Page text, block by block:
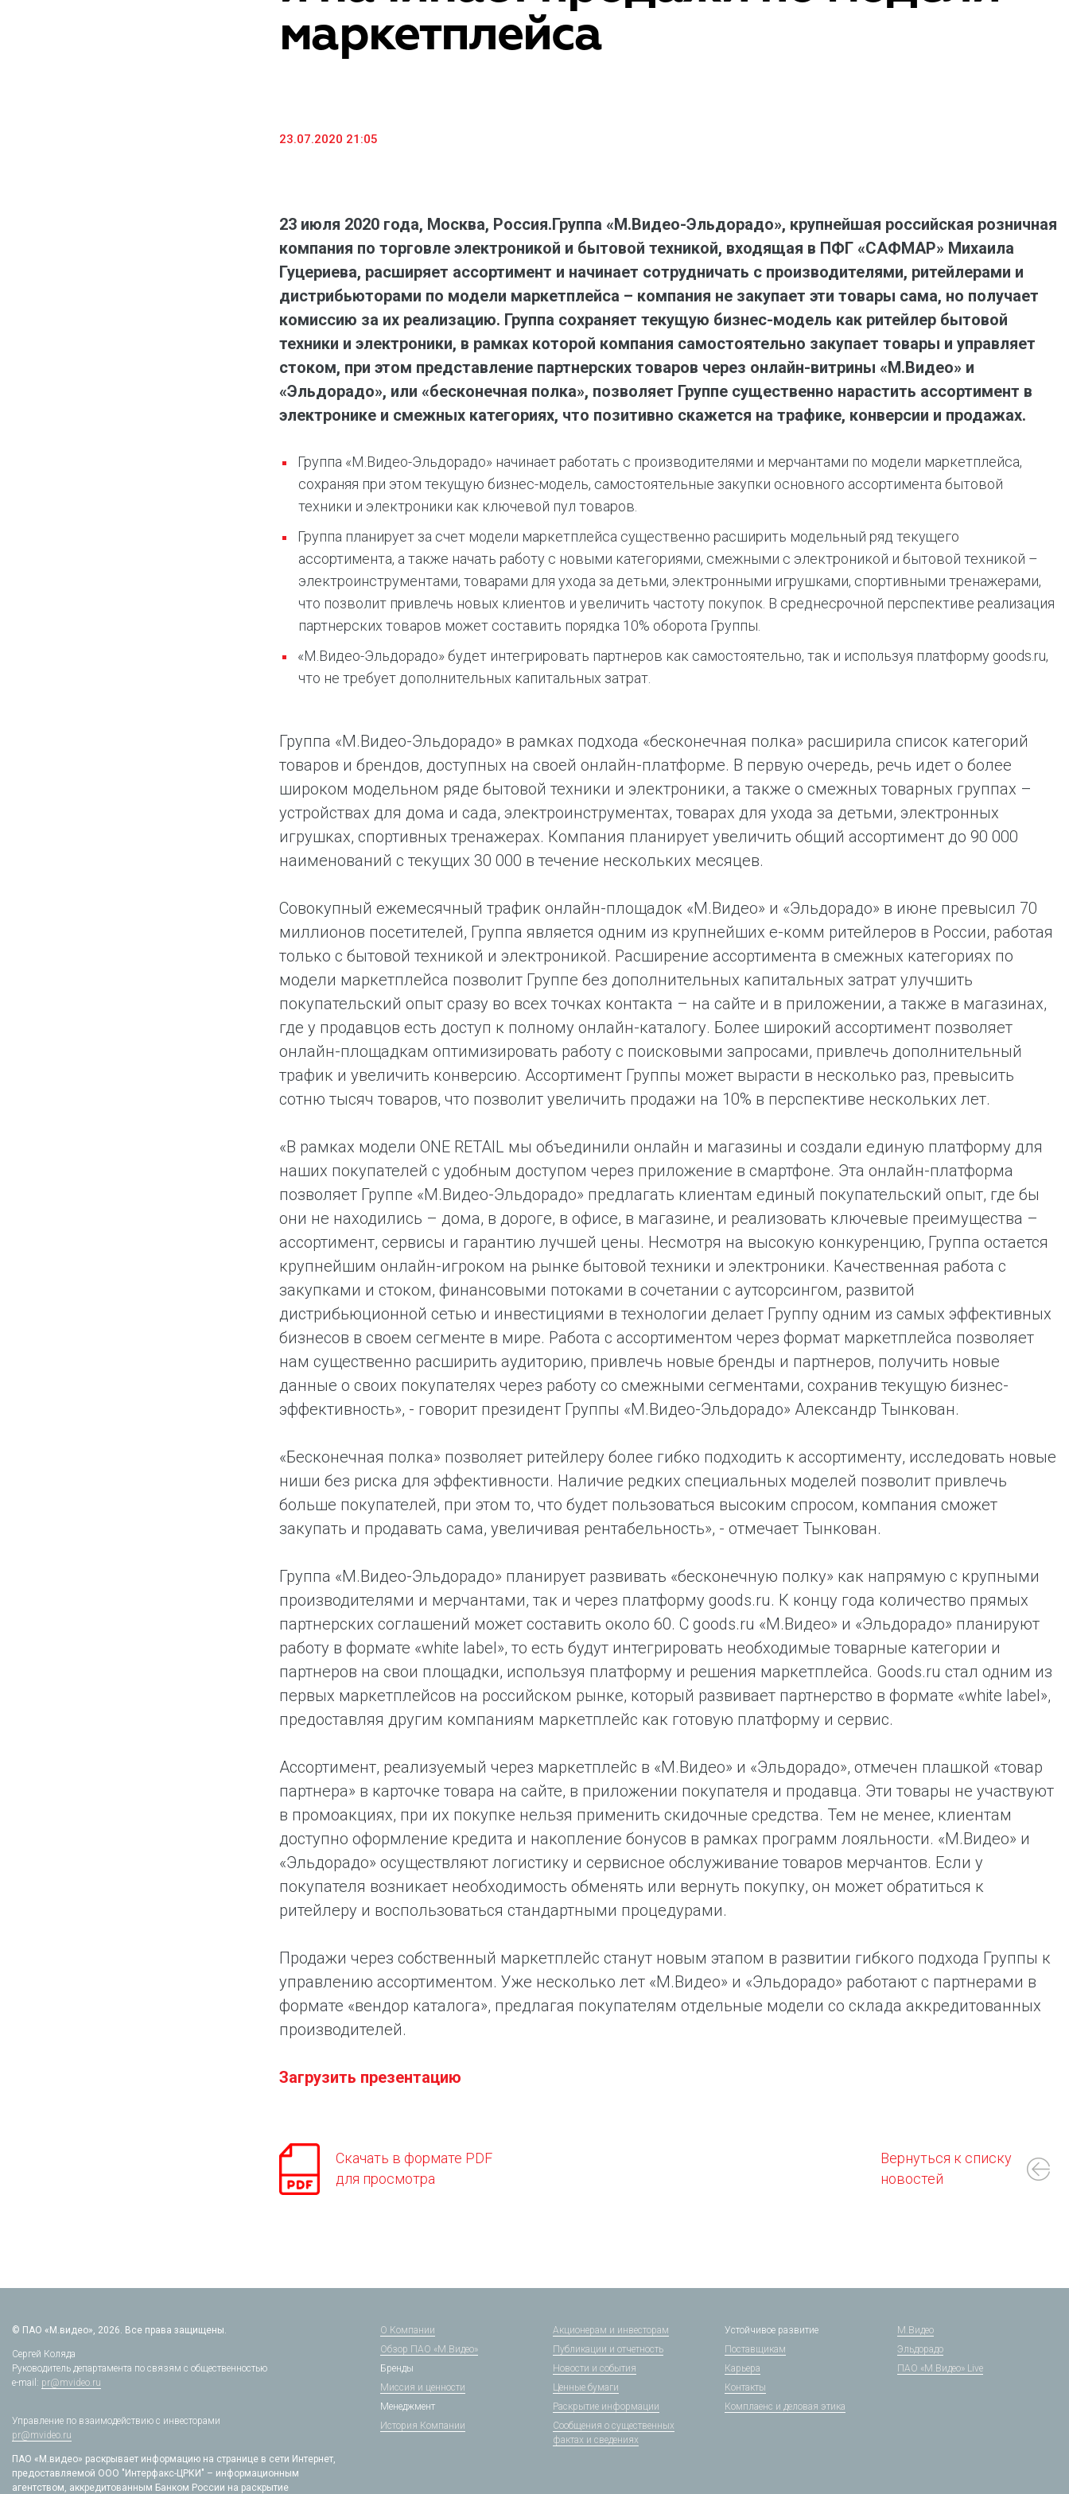
«М.Видео» — эксперт-инноватор в сфере торговли
бытовой техникой и электроникой. Благодаря
максимальному ассортименту и фокусу на клиенте,
Предоставление информации и копиймаркетплейса
23.07.2020 21:05
23 июля 2020 года, Москва, Россия.Группа «М.Видео-Эльдорадо», крупнейшая российская розничная
компания по торговле электроникой и бытовой техникой, входящая в ПФГ «САФМАР» Михаила
Гуцериева, расширяет ассортимент и начинает сотрудничать с производителями, ритейлерами и
дистрибьюторами по модели маркетплейса – компания не закупает эти товары сама, но получает
комиссию за их реализацию. Группа сохраняет текущую бизнес-модель как ритейлер бытовой
техники и электроники, в рамках которой компания самостоятельно закупает товары и управляет
стоком, при этом представление партнерских товаров через онлайн-витрины «М.Видео» и
«Эльдорадо», или «бесконечная полка», позволяет Группе существенно нарастить ассортимент в
электронике и смежных категориях, что позитивно скажется на трафике, конверсии и продажах.
Группа «М.Видео-Эльдорадо» начинает работать с производителями и мерчантами по модели маркетплейса,
сохраняя при этом текущую бизнес-модель, самостоятельные закупки основного ассортимента бытовой
техники и электроники как ключевой пул товаров.
Группа планирует за счет модели маркетплейса существенно расширить модельный ряд текущего
ассортимента, а также начать работу с новыми категориями, смежными с электроникой и бытовой техникой –
электроинструментами, товарами для ухода за детьми, электронными игрушками, спортивными тренажерами,
что позволит привлечь новых клиентов и увеличить частоту покупок. В среднесрочной перспективе реализация
партнерских товаров может составить порядка 10% оборота Группы.
«М.Видео-Эльдорадо» будет интегрировать партнеров как самостоятельно, так и используя платформу goods.ru,
что не требует дополнительных капитальных затрат.
Группа «М.Видео-Эльдорадо» в рамках подхода «бесконечная полка» расширила список категорий
товаров и брендов, доступных на своей онлайн-платформе. В первую очередь, речь идет о более
широком модельном ряде бытовой техники и электроники, а также о смежных товарных группах –
устройствах для дома и сада, электроинструментах, товарах для ухода за детьми, электронных
игрушках, спортивных тренажерах. Компания планирует увеличить общий ассортимент до 90 000
наименований с текущих 30 000 в течение нескольких месяцев.
Совокупный ежемесячный трафик онлайн-площадок «М.Видео» и «Эльдорадо» в июне превысил 70
миллионов посетителей, Группа является одним из крупнейших е-комм ритейлеров в России, работая
только с бытовой техникой и электроникой. Расширение ассортимента в смежных категориях по
модели маркетплейса позволит Группе без дополнительных капитальных затрат улучшить
покупательский опыт сразу во всех точках контакта – на сайте и в приложении, а также в магазинах,
где у продавцов есть доступ к полному онлайн-каталогу. Более широкий ассортимент позволяет
онлайн-площадкам оптимизировать работу с поисковыми запросами, привлечь дополнительный
трафик и увеличить конверсию. Ассортимент Группы может вырасти в несколько раз, превысить
сотню тысяч товаров, что позволит увеличить продажи на 10% в перспективе нескольких лет.
«В рамках модели ONE RETAIL мы объединили онлайн и магазины и создали единую платформу для
наших покупателей с удобным доступом через приложение в смартфоне. Эта онлайн-платформа
позволяет Группе «М.Видео-Эльдорадо» предлагать клиентам единый покупательский опыт, где бы
они не находились – дома, в дороге, в офисе, в магазине, и реализовать ключевые преимущества –
ассортимент, сервисы и гарантию лучшей цены. Несмотря на высокую конкуренцию, Группа остается
крупнейшим онлайн-игроком на рынке бытовой техники и электроники. Качественная работа с
закупками и стоком, финансовыми потоками в сочетании с аутсорсингом, развитой
дистрибьюционной сетью и инвестициями в технологии делает Группу одним из самых эффективных
бизнесов в своем сегменте в мире. Работа с ассортиментом через формат маркетплейса позволяет
нам существенно расширить аудиторию, привлечь новые бренды и партнеров, получить новые
данные о своих покупателях через работу со смежными сегментами, сохранив текущую бизнес-
эффективность», - говорит президент Группы «М.Видео-Эльдорадо» Александр Тынкован.
«Бесконечная полка» позволяет ритейлеру более гибко подходить к ассортименту, исследовать новые
ниши без риска для эффективности. Наличие редких специальных моделей позволит привлечь
больше покупателей, при этом то, что будет пользоваться высоким спросом, компания сможет
закупать и продавать сама, увеличивая рентабельность», - отмечает Тынкован.
Группа «М.Видео-Эльдорадо» планирует развивать «бесконечную полку» как напрямую с крупными
производителями и мерчантами, так и через платформу goods.ru. К концу года количество прямых
партнерских соглашений может составить около 60. С goods.ru «М.Видео» и «Эльдорадо» планируют
работу в формате «white label», то есть будут интегрировать необходимые товарные категории и
партнеров на свои площадки, используя платформу и решения маркетплейса. Goods.ru стал одним из
первых маркетплейсов на российском рынке, который развивает партнерство в формате «white label»,
предоставляя другим компаниям маркетплейс как готовую платформу и сервис.
Ассортимент, реализуемый через маркетплейс в «М.Видео» и «Эльдорадо», отмечен плашкой «товар
партнера» в карточке товара на сайте, в приложении покупателя и продавца. Эти товары не участвуют
в промоакциях, при их покупке нельзя применить скидочные средства. Тем не менее, клиентам
доступно оформление кредита и накопление бонусов в рамках программ лояльности. «М.Видео» и
«Эльдорадо» осуществляют логистику и сервисное обслуживание товаров мерчантов. Если у
покупателя возникает необходимость обменять или вернуть покупку, он может обратиться к
ритейлеру и воспользоваться стандартными процедурами.
Продажи через собственный маркетплейс станут новым этапом в развитии гибкого подхода Группы к
управлению ассортиментом. Уже несколько лет «М.Видео» и «Эльдорадо» работают с партнерами в
формате «вендор каталога», предлагая покупателям отдельные модели со склада аккредитованных
производителей.
Загрузить презентацию
Скачать в формате PDF
для просмотра
Вернуться к списку
новостей
© ПАО «М.видео», 2026. Все права защищены.
Сергей Коляда
Руководитель департамента по связям с общественностью
e-mail: pr@mvideo.ru
Управление по взаимодействию с инвесторами
pr@mvideo.ru
ПАО «М.видео» раскрывает информацию на странице в сети Интернет,
предоставляемой ООО "Интерфакс-ЦРКИ" – информационным
агентством, аккредитованным Банком России на раскрытие
О Компании
Обзор ПАО «М.Видео»
Бренды
Миссия и ценности
Менеджмент
История Компании
Акционерам и инвесторам
Публикации и отчетность
Новости и события
Ценные бумаги
Раскрытие информации
Сообщения о существенных
фактах и сведениях
Устойчивое развитие
Поставщикам
Карьера
Контакты
Комплаенс и деловая этика
М.Видео
Эльдорадо
ПАО «М.Видео» Live